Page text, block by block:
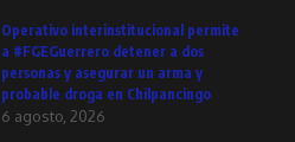
Operativo interinstitucional permite
a #FGEGuerrero detener a dos
personas y asegurar un arma y
probable droga en Chilpancingo
6 agosto, 2026